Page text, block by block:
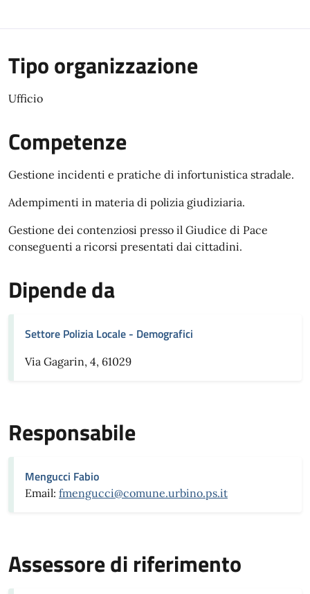
Tipo organizzazione
Ufficio
Competenze
Gestione incidenti e pratiche di infortunistica stradale.
Adempimenti in materia di polizia giudiziaria.
Gestione dei contenziosi presso il Giudice di Pace
conseguenti a ricorsi presentati dai cittadini.
Dipende da
Settore Polizia Locale - Demografici
Via Gagarin, 4, 61029
Responsabile
Mengucci Fabio
Email: fmengucci@comune.urbino.ps.it
Assessore di riferimento